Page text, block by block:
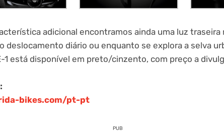
adicional encontramos ainda uma luz traseira
deslocamento diário ou enquanto se explora a selva
1 está disponível em preto/cinzento, com preço a
bikes.com/pt-pt
PUB